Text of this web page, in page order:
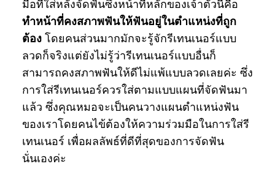
มือที่ใส่หลังจัดฟันซึ่งหน้าที่หลักของเจ้าตัวนี้คือ
ทำหน้าที่คงสภาพฟันให้ฟันอยู่ในตำแหน่งที่ถูก
ต้อง โดยคนส่วนมากมักจะรู้จักรีเทนเนอร์แบบ
ลวดก็จริงแต่ยังไม่รู้ว่ารีเทนเนอร์แบบอื่นก็
สามารถคงสภาพฟันให้ดีไม่แพ้แบบลวดเลยค่ะ ซึ่ง
การใส่รีเทนเนอร์ควรใส่ตามแบบแผนที่จัดฟันมา
แล้ว ซึ่งคุณหมอจะเป็นคนวางแผนตำแหน่งฟัน
ของเราโดยคนไข้ต้องให้ความร่วมมือในการใส่รี
เทนเนอร์ เพื่อผลลัพธ์ที่ดีที่สุดของการจัดฟัน
นั่นเองค่ะ